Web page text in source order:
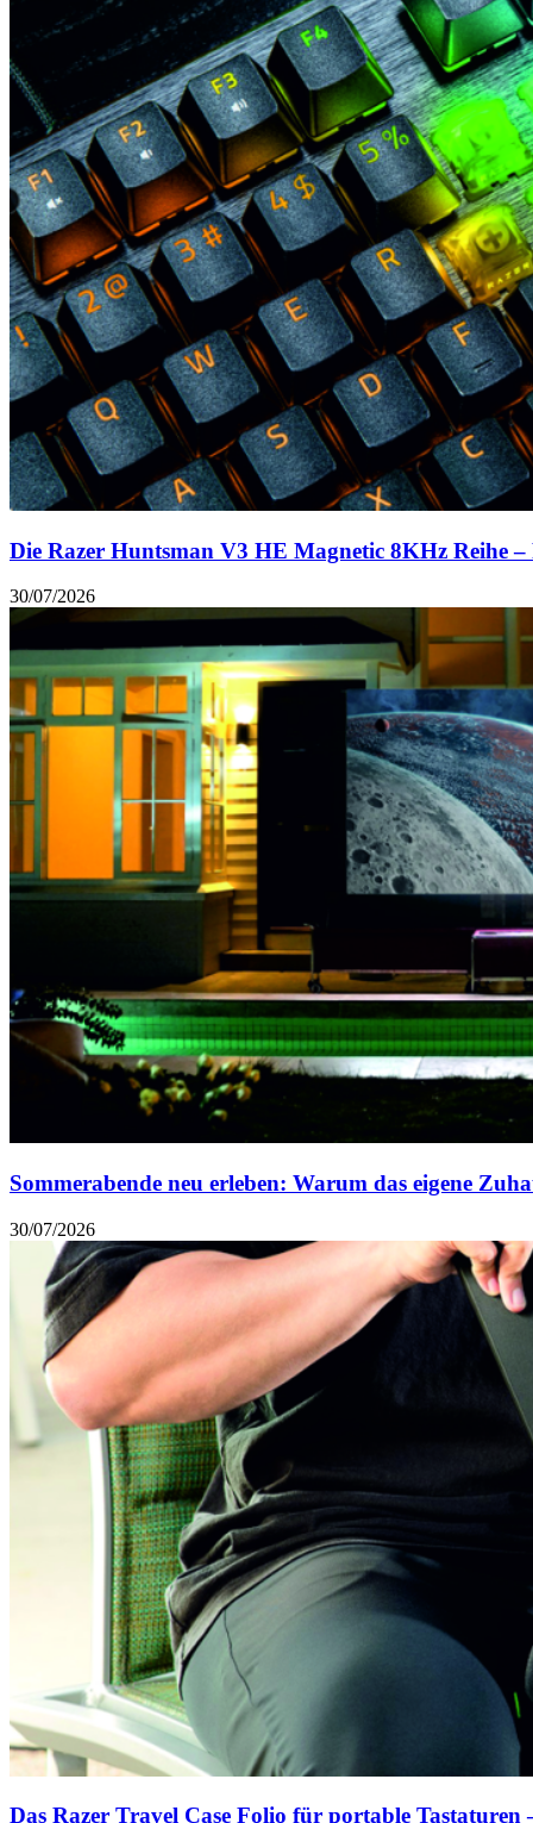
Die Razer Huntsman V3 HE Magnetic 8KHz Reihe
30/07/2026
Sommerabende neu erleben: Warum das eigene
30/07/2026
Das Razer Travel Case Folio für portable Tastaturen